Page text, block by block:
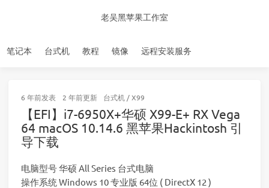
老吴黑苹果工作室
笔记本 台式机 教程 镜像 远程安装服务
6 年前发表 2 年前更新 台式机 /X99
【EFI】i7-6950X+华硕 X99-E+ RX Vega
64 macOS 10.14.6 黑苹果Hackintosh 引
导下载
电脑型号 华硕 All Series 台式电脑
操作系统 Windows 10 专业版 64位 ( DirectX 12 )